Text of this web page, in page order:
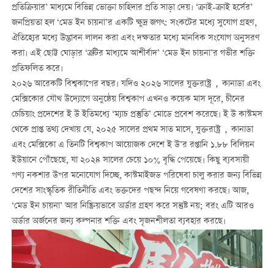
প্রতিক্রিয়ার’ মাধ্যমে বিভিন্ন ভোক্তা চাহিদার প্রতি সাড়া দেয়। ‘ক্রাই-ক্রাই হর্সের’
জনপ্রিয়তা হল ‘মেড ইন চায়না’র একটি ক্ষুদ্র জগৎ: সংকটের মধ্যে সুযোগ গ্রহণ,
ঐতিহ্যের মধ্যে উদ্ভাবন লালন করা এবং দক্ষতার মধ্যে মানবিক সংযোগ অনুসরণ
করা। এই ছোট্ট ঘোড়ার ‘ত্রুটির মাধ্যমে আশীর্বাদ’ ‘মেড ইন চায়না’র গভীর শক্তি
প্রতিফলিত করে।
২০২৬ আরেকটি বিশ্বকাপের বছর। যদিও ২০২৬ সালের যুক্তরাষ্ট্র，কানাডা এবং
মেক্সিকোর যৌথ উদ্যোগে অনুষ্ঠেয় বিশ্বকাপ এখনও কয়েক মাস দূরে, চীনের
চেচিয়াং প্রদেশের ই উ ইতিমধ্যে ‘ম্যাচ প্রস্তুতি’ মোডে প্রবেশ করেছে। ই উ কাস্টমস
থেকে প্রাপ্ত তথ্য দেখায় যে, ২০২৫ সালের প্রথম সাত মাসে, যুক্তরাষ্ট্র，কানাডা
এবং মেক্সিকো এ তিনটি বিশ্বকাপ আয়োজক দেশে ই উ’র রপ্তানি ১.৮৮ বিলিয়ন
ইউয়ানে পৌঁছেছে, যা ২০২৪ সালের চেয়ে ১০% বৃদ্ধি পেয়েছে। কিছু ব্যবসায়ী
পণ্য নকশার উপর মনোযোগ দিচ্ছে, কাস্টমাইজড পরিষেবা চালু করার জন্য বিভিন্ন
দেশের সাংস্কৃতিক রীতিনীতি এবং ভক্তদের পছন্দ নিয়ে গবেষণা করছে। আজ,
‘মেড ইন চায়না’ আর নিষ্ক্রিয়ভাবে অর্ডার গ্রহণ করে সন্তুষ্ট নয়; বরং এটি আরও
অর্ডার অর্জনের জন্য কল্পনার শক্তি এবং সৃজনশীলতা ব্যবহার করছে।